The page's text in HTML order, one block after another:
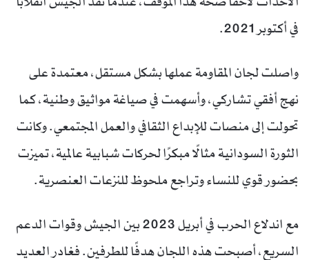
في أكتوبر 2021.
واصلت لجان المقاومة عملها بشكل مستقل، معتمدة على
نهج أفقي تشاركي، وأسهمت في صياغة مواثيق وطنية، كما
تحولت إلى منصات للإبداع الثقافي والعمل المجتمعي. وكانت
الثورة السودانية مثالًا مبكرًا لحركات شبابية عالمية، تميزت
بحضور قوي للنساء وتراجع ملحوظ للنزعات العنصرية.
مع اندلاع الحرب في أبريل 2023 بين الجيش وقوات الدعم
السريع، أصبحت هذه اللجان هدفًا للطرفين. فغادر العديد